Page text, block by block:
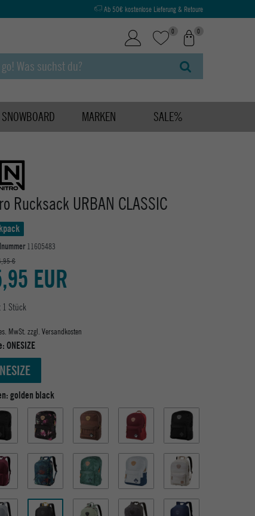
Ab 50€ kostenlose Lieferung & Retoure
0 0
SNOWBOARD MARKEN SALE%
Rucksack URBAN CLASSIC
11605483
€
EUR
1 Stück
MwSt. zzgl. Versandkosten
ONESIZE
golden black